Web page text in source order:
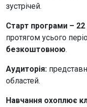
зустрічей.
Старт програми – 22
протягом усього
безкоштовною.
Аудиторія:
областей.
Навчання охоплює